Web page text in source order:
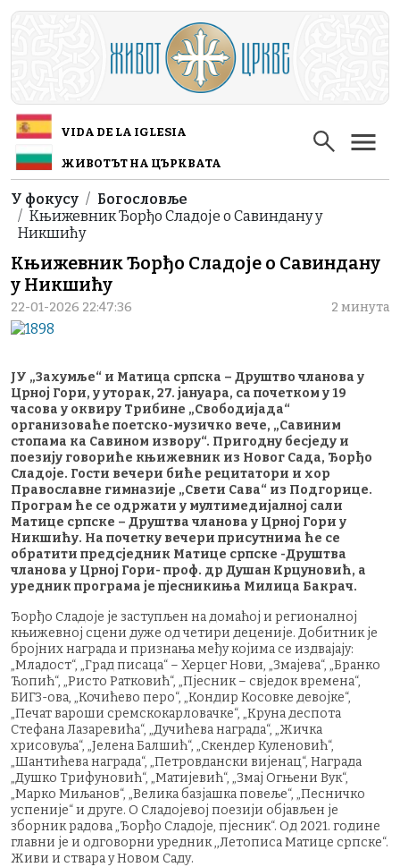
Skip to main content
VIDA DE LA IGLESIA
ЖИВОТЪТ НА ЦЪРКВАТА
Breadcrumb
У фокусу
Богословље
Књижевник Ђорђо Сладоје о Савиндану у
Никшићу
Књижевник Ђорђо Сладоје о Савиндану
у Никшићу
22-01-2026 22:47:36 2 минута
ЈУ „Захумље“ и Матица српска – Друштво чланова у
Црној Гори, у уторак, 27. јануара, са почетком у 19
часова у оквиру Трибине „Свободијада“
организоваће поетско-музичко вече, „Савиним
стопама ка Савином извору“. Пригодну бесједу и
поезију говориће књижевник из Новог Сада, Ђорђо
Сладоје. Гости вечери биће рецитатори и хор
Православне гимназије „Свети Сава“ из Подгорице.
Програм ће се одржати у мултимедијалној сали
Матице српске – Друштва чланова у Црној Гори у
Никшићу. На почетку вечери присутнима ће се
обратити предсједник Матице српске -Друштва
чланова у Црној Гори- проф. др Душан Крцуновић, а
уредник програма је пјесникиња Милица Бакрач.
Ђорђо Сладоје је заступљен на домаћој и регионалној
књижевној сцени дуже од четири деценије. Добитник је
бројних награда и признања међу којима се издвајају:
„Младост“, „Град писаца“ – Херцег Нови, „Змајева“, „Бранко
Ћопић“, „Ристо Ратковић“, „Пјесник – свједок времена“,
БИГЗ-ова, „Кочићево перо“, „Кондир Косовке девојке“,
„Печат вароши сремскокарловачке“, „Круна деспота
Стефана Лазаревића“, „Дучићева награда“, „Жичка
хрисовуља“, „Јелена Балшић“, „Скендер Куленовић“,
„Шантићева награда“, „Петровдански вијенац“, Награда
„Душко Трифуновић“, „Матијевић“, „Змај Огњени Вук“,
„Марко Миљанов“, „Велика базјашка повеље“, „Песничко
успеније“ и друге. О Сладојевој поезији објављен је
зборник радова „Ђорђо Сладоје, пјесник“. Од 2021. године
главни је и одговорни уредник ,,Летописа Матице српске“.
Живи и ствара у Новом Саду.